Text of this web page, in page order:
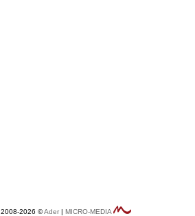
2008-2026 ©Ader | MICRO-MEDIA